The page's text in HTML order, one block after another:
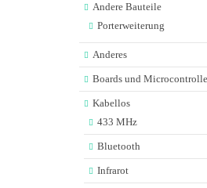
Andere Bauteile
Porterweiterung
Anderes
Boards und
Kabellos
433 MHz
Bluetooth
Infrarot